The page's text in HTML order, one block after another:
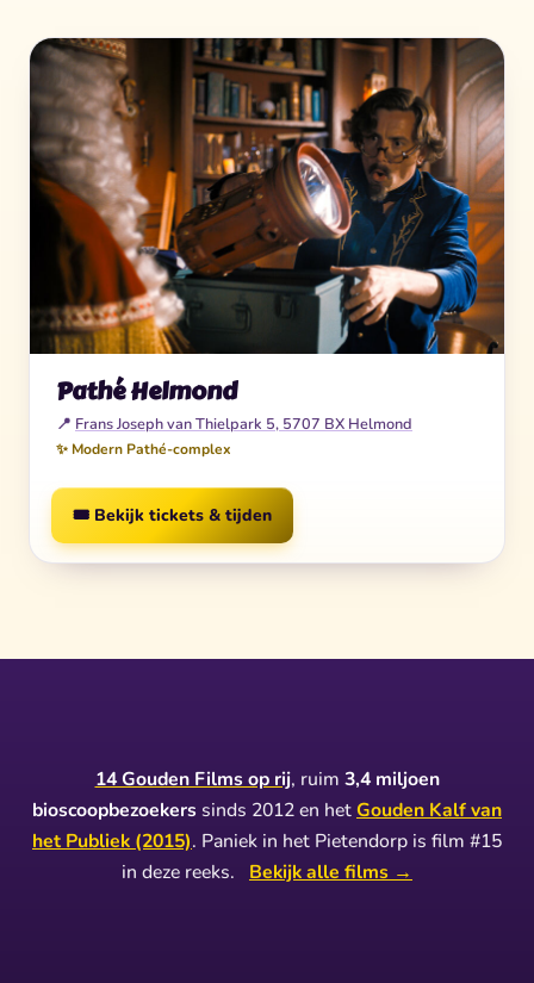
Pathé Helmond
📍 Frans Joseph van Thielpark 5, 5707 BX Helmond
✨ Modern Pathé-complex
🎟️ Bekijk tickets & tijden
14 Gouden Films op rij, ruim 3,4 miljoen
bioscoopbezoekers sinds 2012 en hetGouden Kalf van
het Publiek (2015). Paniek in het Pietendorp is film #15
in deze reeks.
Bekijk alle films →